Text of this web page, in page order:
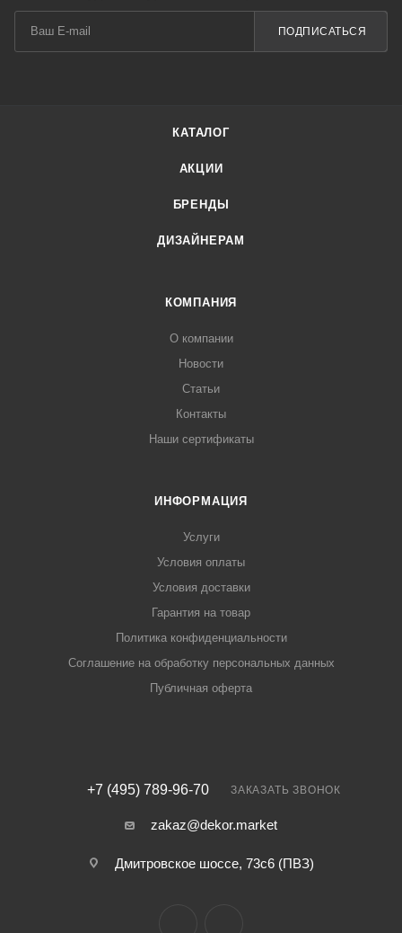
ПОДПИСАТЬСЯ
КАТАЛОГ
АКЦИИ
БРЕНДЫ
ДИЗАЙНЕРАМ
КОМПАНИЯ
О компании
Новости
Статьи
Контакты
Наши сертификаты
ИНФОРМАЦИЯ
Услуги
Условия оплаты
Условия доставки
Гарантия на товар
Политика конфиденциальности
Соглашение на обработку персональных данных
Публичная оферта
+7 (495) 789-96-70 ЗАКАЗАТЬ ЗВОНОК
zakaz@dekor.market
Дмитровское шоссе, 73с6 (ПВЗ)